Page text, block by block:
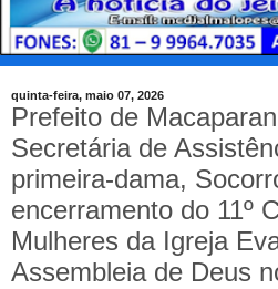
quinta-feira, maio 07, 2026
Prefeito de
Secretária de
primeira-dama,
encerramento do 11º
Mulheres da Igreja
Assembleia de Deus